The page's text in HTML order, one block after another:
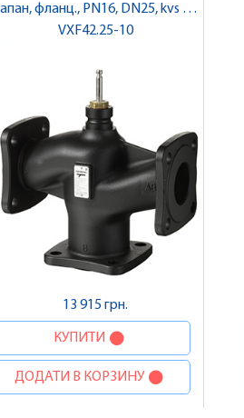
фланц., PN16, DN25, kvs 10 |
SIEMENS
VXF42.25-10
13 915 грн.
КУПИТИ
ДОДАТИ В КОРЗИНУ